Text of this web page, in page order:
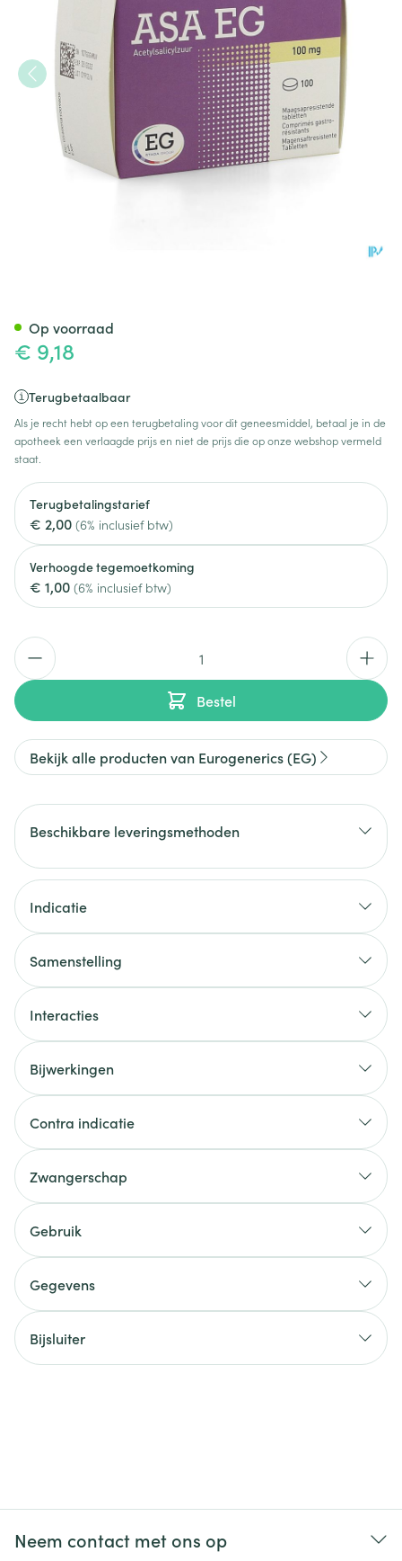
€ 9,18
Terugbetaalbaar
Als je recht hebt op een terugbetaling voor dit geneesmiddel, betaal je in de
apotheek een verlaagde prijs en niet de prijs die op onze webshop vermeld
staat.
Terugbetalingstarief
€ 2,00 (6% inclusief btw)
Verhoogde tegemoetkoming
€ 1,00 (6% inclusief btw)
Aantal
Bestel
Op voorraad
Bekijk alle producten van Eurogenerics (EG)
Beschikbare leveringsmethoden
Indicatie
Samenstelling
Interacties
Bijwerkingen
Contra indicatie
Zwangerschap
Gebruik
Gegevens
Bijsluiter
Neem contact met ons op